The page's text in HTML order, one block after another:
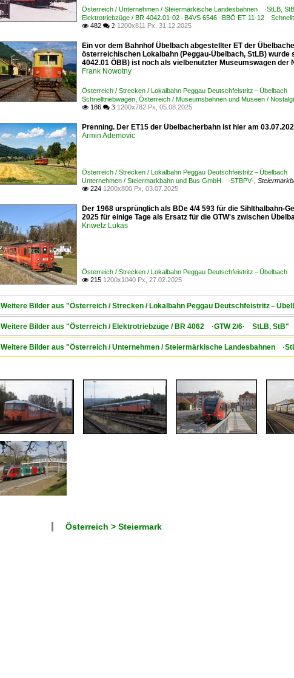
Österreich / Unternehmen / Steiermärkische Landesbahnen ·StLB,
Elektrotriebzüge / BR 4042.01-02 · B4VS 6546 · BBÖ ET 11-12
 482  2 1200x811 Px, 31.12.2025
Ein vor dem Bahnhof Übelbach abgestellter ET der
österreichischen Lokalbahn (Peggau-Übelbach, StLB)
4042.01 ÖBB) ist noch als vielbenutzter Museumswagen
Frank Nowotny
Österreich / Strecken / Lokalbahn Peggau Deutschfeistritz – Übelbach
Schnelltriebwagen Österreich / Museumsbahnen und Museen /
 186  3 1200x782 Px, 05.08.2025
Prenning. Der ET15 der Übelbacherbahn ist hier am
Armin Ademovic
Österreich / Strecken / Lokalbahn Peggau Deutschfeistritz – Übelbach
Unternehmen / Steiermarkbahn und Bus GmbH ·STBPV·
 224 1200x800 Px, 03.07.2025
Der 1968 ursprünglich als BDe 4/4 593 für die Sihlthalbahn-
2025 für einige Tage als Ersatz für die GTW's zwischen
Kriwetz Lukas
Österreich / Strecken / Lokalbahn Peggau Deutschfeistritz – Übelbach
 215 1200x1040 Px, 27.02.2025
Weitere Bilder aus "Österreich / Strecken / Lokalbahn Peggau Deutschfeistritz –
Weitere Bilder aus "Österreich / Elektrotriebzüge / BR 4062 ·GTW 2/6· StLB, StB"
Weitere Bilder aus "Österreich / Unternehmen / Steiermärkische Landesbahnen
Österreich > Steiermark